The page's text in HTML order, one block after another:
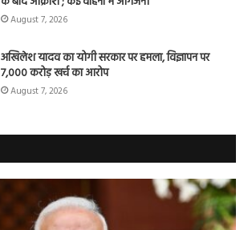
August 7, 2026
अखिलेश यादव का योगी सरकार पर हमला, विज्ञापन पर
7,000 करोड़ खर्च का आरोप
August 7, 2026